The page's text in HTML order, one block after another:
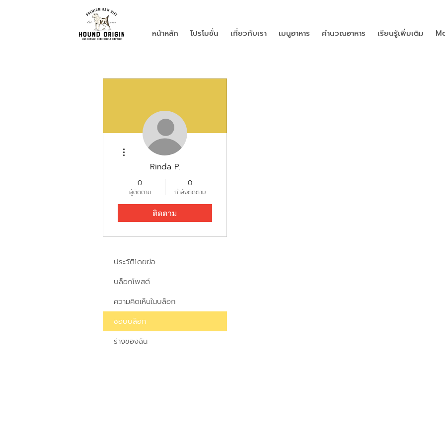
หน้าหลัก โปรโมชั่น เกี่ยวกับเรา เมนูอาหาร คำนวณอาหาร เรียนรู้เพิ่มเติม
Rinda P.
0
ผู้ติดตาม
0
กำลังติดตาม
ติดตาม
ขั้นตอนดำเนินการอื่นๆ
ประวัติโดยย่อ
บล็อกโพสต์
ความคิดเห็นในบล็อก
ชอบบล็อก
ร่างของฉัน